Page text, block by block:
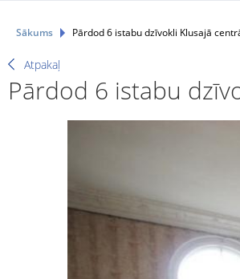
Sākums Pārdod 6 istabu dzīvokli Klusajā
Atpakaļ
Pārdod 6 istabu